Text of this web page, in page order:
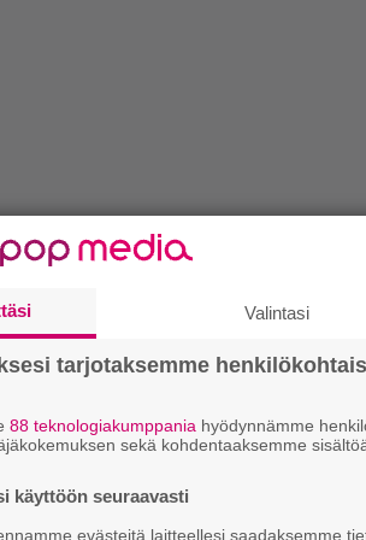
Valintasi
tarjotaksemme
88 teknologiakumppania hyödynnämme
sekä kohdentaaksemme
käyttöön seuraavasti
evästeitä laitteellesi saadaksemme